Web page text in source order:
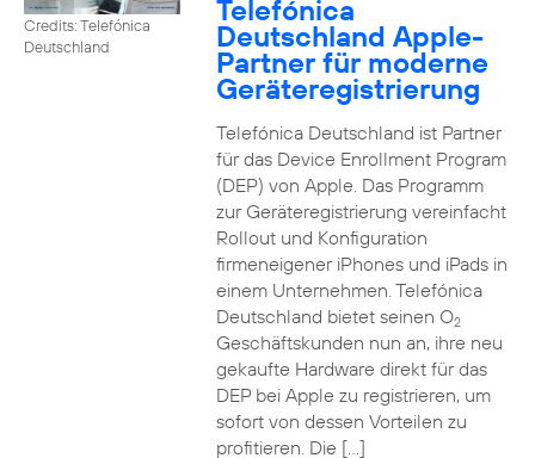
Credits: Telefónica
Deutschland
Telefónica
Deutschland Apple-
Partner für moderne
Geräteregistrierung
Telefónica Deutschland ist Partner
für das Device Enrollment Program
(DEP) von Apple. Das Programm
zur Geräteregistrierung vereinfacht
Rollout und Konfiguration
firmeneigener iPhones und iPads in
einem Unternehmen. Telefónica
Deutschland bietet seinen O2
Geschäftskunden nun an, ihre neu
gekaufte Hardware direkt für das
DEP bei Apple zu registrieren, um
sofort von dessen Vorteilen zu
profitieren. Die […]